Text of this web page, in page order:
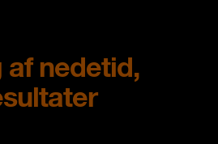
nedetid,